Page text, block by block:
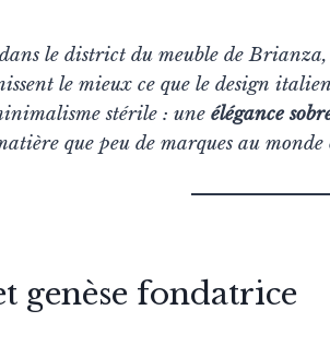
le district du meuble de
le mieux ce que le design
stérile : une élégance
que peu de marques au monde
genèse fondatrice